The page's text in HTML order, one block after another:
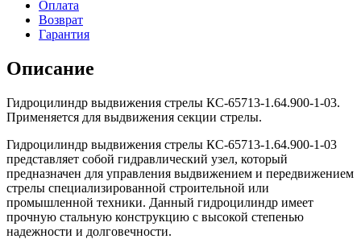
Оплата
Возврат
Гарантия
Описание
Гидроцилиндр выдвижения стрелы КС-65713-1.64.900-1-03.
Применяется для выдвижения секции стрелы.
Гидроцилиндр выдвижения стрелы КС-65713-1.64.900-1-03
представляет собой гидравлический узел, который
предназначен для управления выдвижением и передвижением
стрелы специализированной строительной или
промышленной техники. Данный гидроцилиндр имеет
прочную стальную конструкцию с высокой степенью
надежности и долговечности.